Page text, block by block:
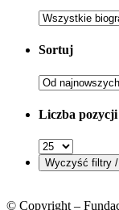
Sortuj
Liczba
© Copyright –